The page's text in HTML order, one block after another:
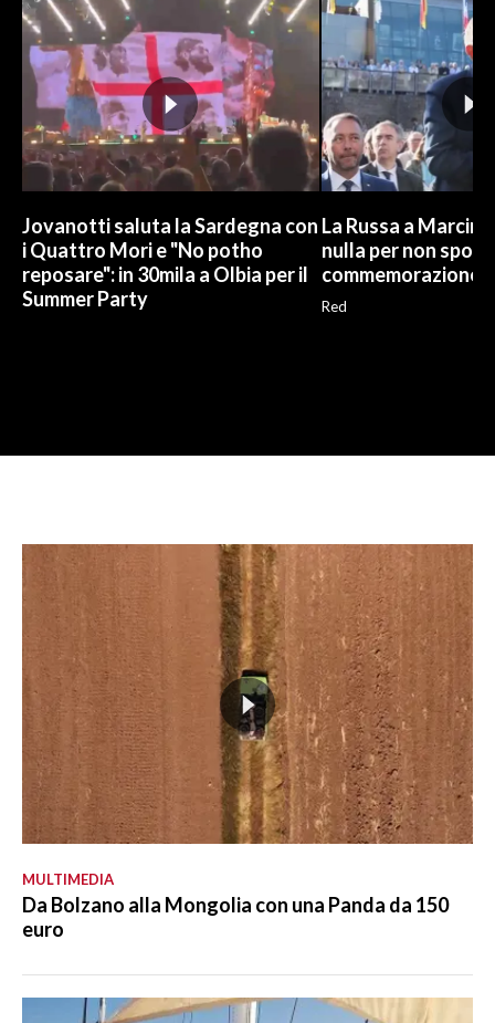
Jovanotti saluta la Sardegna con
i Quattro Mori e "No potho
reposare": in 30mila a Olbia per il
Summer Party
La Russa a
nulla per non
commemorazione
Red
MULTIMEDIA
Da Bolzano alla Mongolia con una Panda da 150
euro